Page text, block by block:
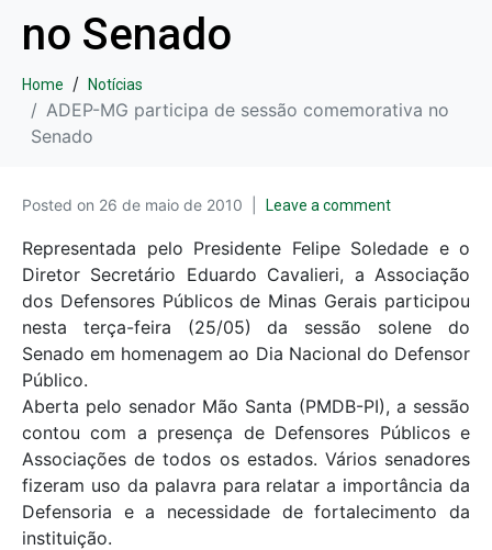
no Senado
Home Notícias
ADEP-MG participa de sessão comemorativa no
Senado
Posted on 26 de maio de 2010 Leave a comment
Representada pelo Presidente Felipe Soledade e o
Diretor Secretário Eduardo Cavalieri, a Associação
dos Defensores Públicos de Minas Gerais participou
nesta terça-feira (25/05) da sessão solene do
Senado em homenagem ao Dia Nacional do Defensor
Público.
Aberta pelo senador Mão Santa (PMDB-PI), a sessão
contou com a presença de Defensores Públicos e
Associações de todos os estados. Vários senadores
fizeram uso da palavra para relatar a importância da
Defensoria e a necessidade de fortalecimento da
instituição.